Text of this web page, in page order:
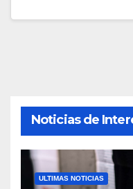
Noticias de
ULTIMAS NOTICIAS